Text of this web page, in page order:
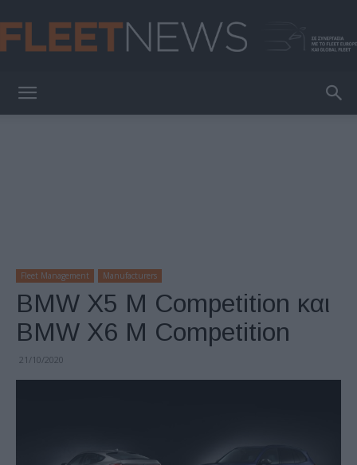
Fleet Management Manufacturers
BMW X5 M Competition και
BMW X6 M Competition
21/10/2020